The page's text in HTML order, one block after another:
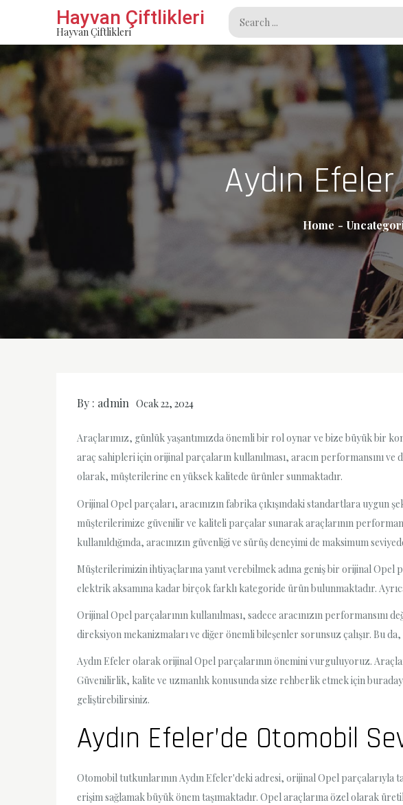
content
Hayvan Çiftlikleri
Hayvan Çiftlikleri
Search
for:
Aydın
Home
By : admin Ocak 22, 2024
Araçlarımız, günlük yaşantımızda önemli bir rol oynar ve bize büyük bir
araç sahipleri için orijinal parçaların kullanılması, aracın performansını ve
olarak, müşterilerine en yüksek kalitede ürünler sunmaktadır.
Orijinal Opel parçaları, aracınızın fabrika çıkışındaki standartlara
müşterilerimize güvenilir ve kaliteli parçalar sunarak araçlarının
kullanıldığında, aracınızın güvenliği ve sürüş deneyimi de maksimum
Müşterilerimizin ihtiyaçlarına yanıt verebilmek adına geniş bir orijinal
elektrik aksamına kadar birçok farklı kategoride ürün bulunmaktadır.
Orijinal Opel parçalarının kullanılması, sadece aracınızın
direksiyon mekanizmaları ve diğer önemli bileşenler sorunsuz çalışır. Bu
Aydın Efeler olarak orijinal Opel parçalarının önemini vurguluyoruz.
Güvenilirlik, kalite ve uzmanlık konusunda size rehberlik etmek için
geliştirebilirsiniz.
Aydın Efeler’de Otomobil
Otomobil tutkunlarının Aydın Efeler'deki adresi, orijinal Opel parçalarıyla
erişim sağlamak büyük önem taşımaktadır. Opel araçlarına özel olarak